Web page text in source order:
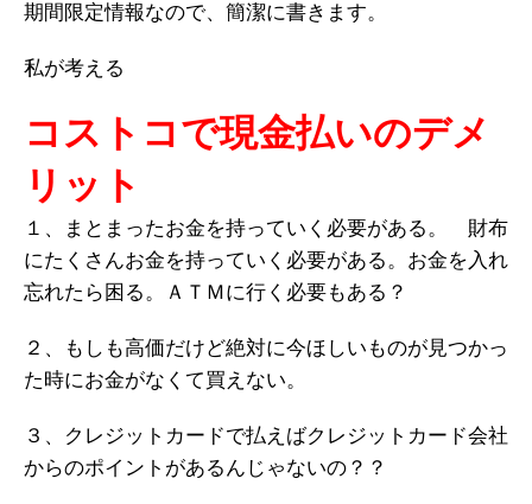
期間限定情報なので、簡潔に書きます。
私が考える
コストコで現金払いのデメ
リット
１、まとまったお金を持っていく必要がある。 財布
にたくさんお金を持っていく必要がある。お金を入れ
忘れたら困る。ＡＴＭに行く必要もある？
２、もしも高価だけど絶対に今ほしいものが見つかっ
た時にお金がなくて買えない。
３、クレジットカードで払えばクレジットカード会社
からのポイントがあるんじゃないの？？